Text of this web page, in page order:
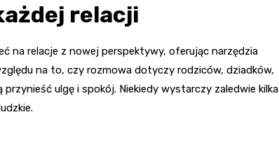
relacji
na relacje z nowej perspektywy, oferując narzędzia
na to, czy rozmowa dotyczy rodziców, dziadków,
ulgę i spokój. Niekiedy wystarczy zaledwie kilka